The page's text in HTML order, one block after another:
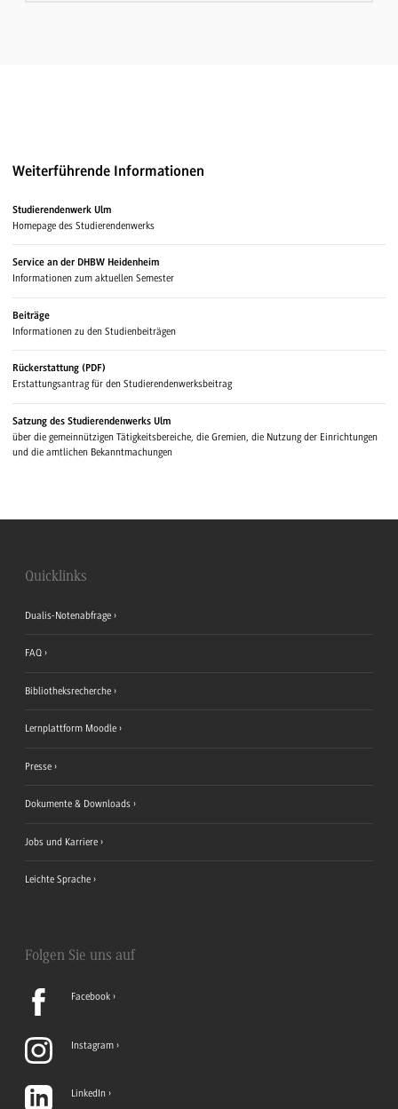
Weiterführende Informationen
Studierendenwerk Ulm
Homepage des Studierendenwerks
Service an der DHBW Heidenheim
Informationen zum aktuellen Semester
Beiträge
Informationen zu den Studienbeiträgen
Rückerstattung (PDF)
Erstattungsantrag für den Studierendenwerksbeitrag
Satzung des Studierendenwerks Ulm
über die gemeinnützigen Tätigkeitsbereiche, die Gremien, die Nutzung der Einrichtungen
und die amtlichen Bekanntmachungen
Quicklinks
Dualis-Notenabfrage
FAQ
Bibliotheksrecherche
Lernplattform Moodle
Presse
Dokumente & Downloads
Jobs und Karriere
Leichte Sprache
Folgen Sie uns auf
Facebook
Instagram
LinkedIn